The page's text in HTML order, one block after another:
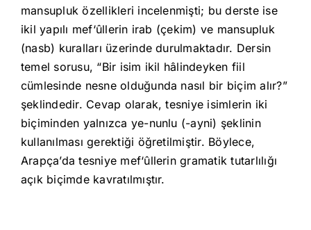
mansupluk özellikleri incelenmişti; bu derste ise
ikil yapılı mef‘ûllerin irab (çekim) ve mansupluk
(nasb) kuralları üzerinde durulmaktadır. Dersin
temel sorusu, “Bir isim ikil hâlindeyken fiil
cümlesinde nesne olduğunda nasıl bir biçim alır?”
şeklindedir. Cevap olarak, tesniye isimlerin iki
biçiminden yalnızca ye-nunlu (-ayni) şeklinin
kullanılması gerektiği öğretilmiştir. Böylece,
Arapça’da tesniye mef‘ûllerin gramatik tutarlılığı
açık biçimde kavratılmıştır.